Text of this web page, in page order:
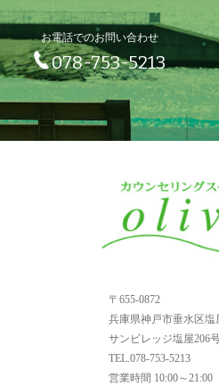
お電話でのお問い合わせ
078-753-5213
〒655-0872
兵庫県神戸市垂水区塩
サンビレッジ塩屋206
TEL.078-753-5213
営業時間 10:00～21:00